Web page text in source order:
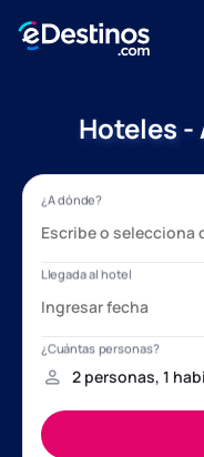
Hoteles -